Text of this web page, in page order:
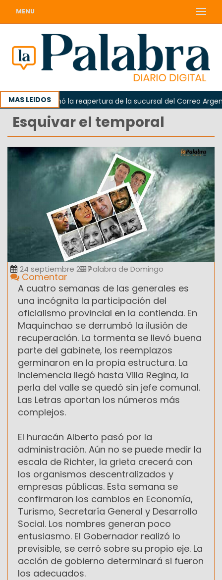
MENU
MAS LEIDOS
reclamó la reapertura de la sucursal del Correo Argentino
Esquivar el temporal
24 septiembre 2017Palabra de Domingo
Comentar
A cuatro semanas de las generales es
una incógnita la participación del
oficialismo provincial en la contienda. En
Maquinchao se derrumbó la ilusión de
recuperación. La tormenta se llevó buena
parte del gabinete, los reemplazos
germinaron en la propia estructura. La
inclemencia llegó hasta Villa Regina, la
perla del valle se quedó sin jefe comunal.
Las Letras aportan los números más
complejos.
El huracán Alberto pasó por la
administración. Aún no se puede medir la
escala de Richter, la grieta crecerá con
los organismos descentralizados y
empresas públicas. Esta semana se
confirmaron los cambios en Economía,
Turismo, Secretaría General y Desarrollo
Social. Los nombres generan poco
entusiasmo. El Gobernador realizó lo
previsible, se cerró sobre su propio eje. La
acción de gobierno determinará si fueron
los adecuados.